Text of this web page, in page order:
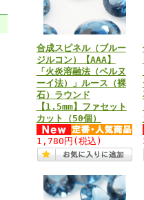
合成スピネル（ブルー
ジルコン）【AAA】
「火炎溶融法（ベルヌ
ーイ法）」ルース（裸
石）ラウンド
【1.5mm】ファセット
カット（50個）
1,780円 (税込)